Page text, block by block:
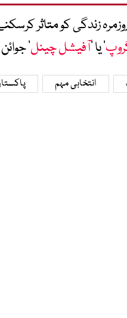
زندگی کو متاثر
‘ یا ’آفیشل چینل‘
انتخابی مہم